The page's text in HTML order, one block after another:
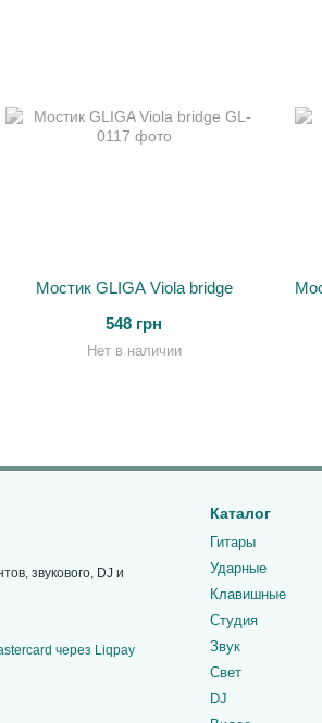
Мостик GLIGA Viola bridge
548 грн
Нет в наличии
звукового, DJ и
Каталог
Гитары
Ударные
Клавишные
Студия
Звук
Свет
DJ